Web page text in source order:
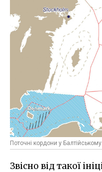
Поточні кордони у
Звісно від такої